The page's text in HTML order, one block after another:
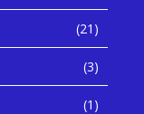
(21)
(3)
(1)